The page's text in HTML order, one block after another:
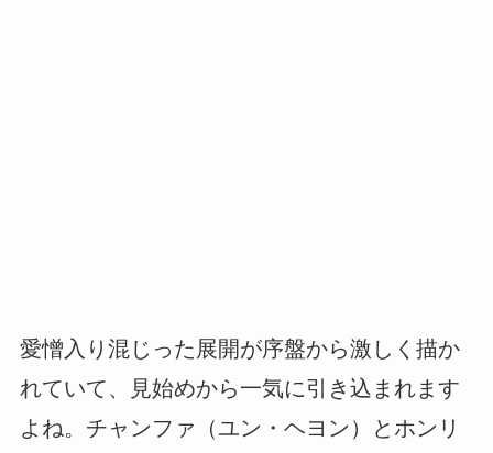
愛憎入り混じった展開が序盤から激しく描か
れていて、見始めから一気に引き込まれます
よね。チャンファ（ユン・ヘヨン）とホンリ